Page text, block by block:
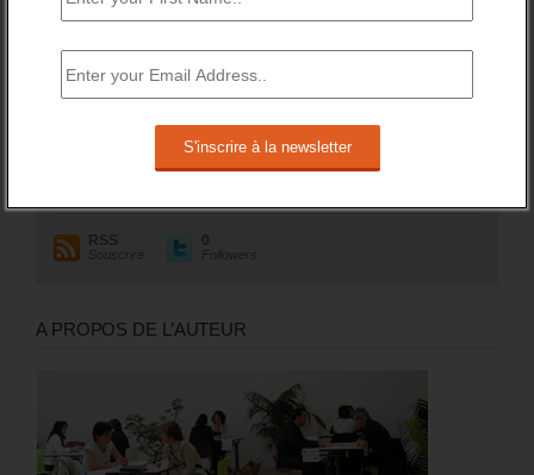
RSS
Souscrire
0
Followers
A PROPOS DE L’AUTEUR